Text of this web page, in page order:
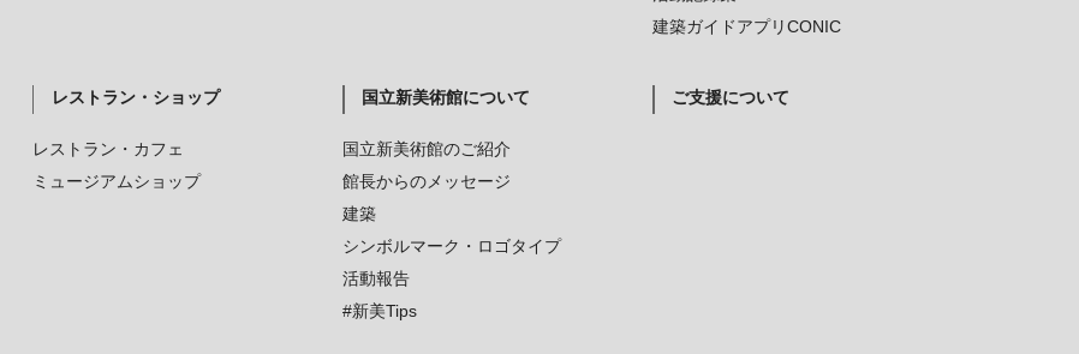
建築ガイドアプリCONIC
レストラン・ショップ
レストラン・カフェ
ミュージアムショップ
国立新美術館について
国立新美術館のご紹介
館長からのメッセージ
建築
シンボルマーク・ロゴタイプ
活動報告
#新美Tips
ご支援について